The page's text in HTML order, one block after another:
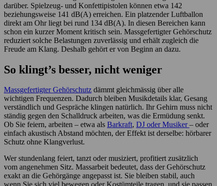
darüber. Spielzeug- und Konfettipistolen können etwa 142
beziehungsweise 141 dB(A) erreichen. Ein platzender Luftballon
direkt am Ohr liegt bei rund 134 dB(A). In diesen Bereichen kann
schon ein kurzer Moment kritisch sein. Massgefertigter Gehörschutz
reduziert solche Belastungen zuverlässig und erhält zugleich die
Freude am Klang. Deshalb gehört er von Beginn an dazu.
So klingt’s besser, nicht weniger
Massgefertigter Gehörschutz dämmt gleichmässig über alle
wichtigen Frequenzen. Dadurch bleiben Musikdetails klar, Gesang
verständlich und Gespräche klingen natürlich. Ihr Gehirn muss nicht
ständig gegen den Schalldruck arbeiten, was die Ermüdung senkt.
Ob Sie feiern, arbeiten – etwa als Barkraft, DJ oder Musiker– oder
einfach akustisch Abstand möchten, der Effekt ist derselbe: hörbarer
Schutz ohne Klangverlust.
Wer stundenlang feiert, tanzt oder musiziert, profitiert zusätzlich
vom angenehmen Sitz. Massarbeit bedeutet, dass der Gehörschutz
exakt an die Gehörgänge angepasst ist. Sie bleiben stabil, auch